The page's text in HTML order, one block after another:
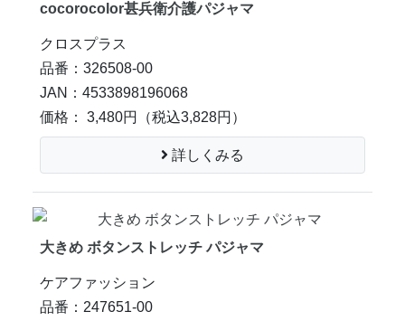
cocorocolor甚兵衛介護パジャマ
クロスプラス
品番：326508-00
JAN：4533898196068
価格： 3,480円
（税込3,828円）
詳しくみる
大きめ ボタンストレッチ パジャマ
ケアファッション
品番：247651-00